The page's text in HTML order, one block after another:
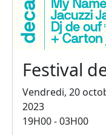
Festival
Vendredi, 20
2023
19H00 - 03H00